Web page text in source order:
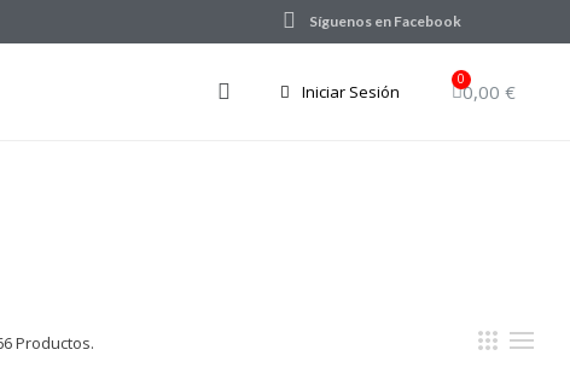
Síguenos en Facebook
Iniciar Sesión 0,00 €
Productos.